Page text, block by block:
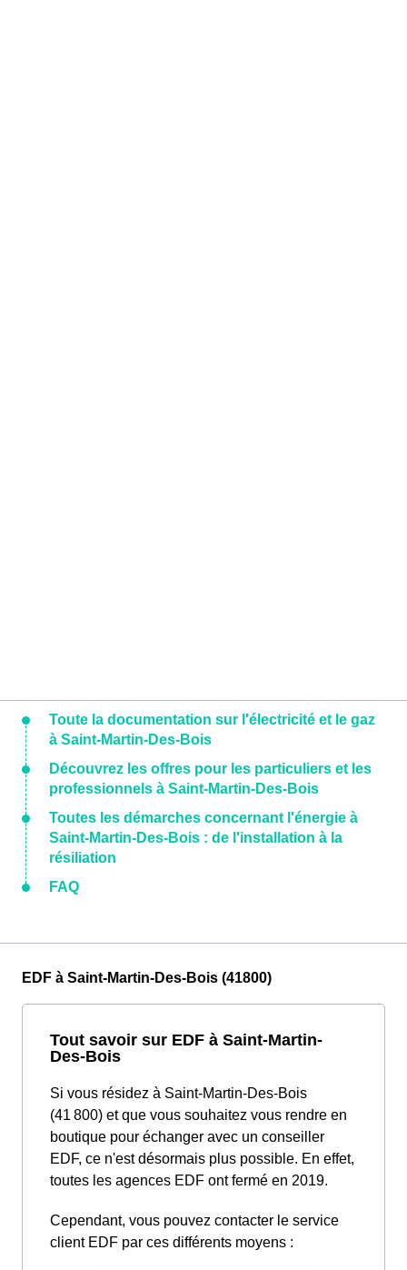
Toute la documentation sur l'électricité et le gaz
à Saint-Martin-Des-Bois
Découvrez les offres pour les particuliers et les
professionnels à Saint-Martin-Des-Bois
Toutes les démarches concernant l'énergie à
Saint-Martin-Des-Bois : de l'installation à la
résiliation
FAQ
EDF à Saint-Martin-Des-Bois (41800)
Tout savoir sur EDF à Saint-Martin-
Des-Bois
Si vous résidez à Saint-Martin-Des-Bois
(41 800) et que vous souhaitez vous rendre en
boutique pour échanger avec un conseiller
EDF, ce n'est désormais plus possible. En effet,
toutes les agences EDF ont fermé en 2019.
Cependant, vous pouvez contacter le service
client EDF par ces différents moyens :